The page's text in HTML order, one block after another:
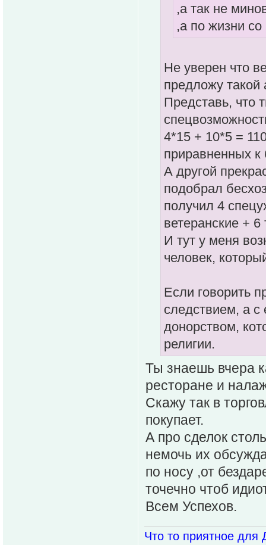
,а так не
,а по жизни
Не уверен что
предложу такой
Представь, что
4*15 + 10*5 =
приравненных к
А другой
подобрал
получил 4
ветеранские + 6
И тут у меня
человек,
Если говорить
следствием, а с
донорством,
религии.
Ты знаешь вчера
ресторане и
Скажу так в
покупает.
А про сделок
немочь их
по носу ,от
точечно чтоб
Всем Успехов.
Что то приятное для